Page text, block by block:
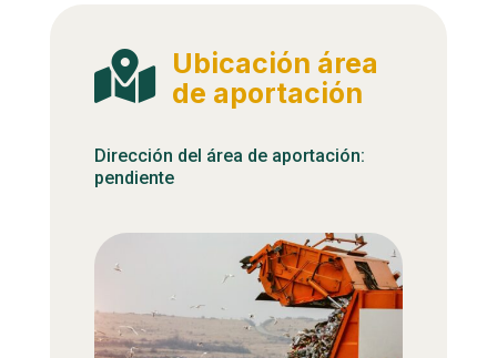
 Ubicación área
de aportación
Dirección del área de aportación:
pendiente